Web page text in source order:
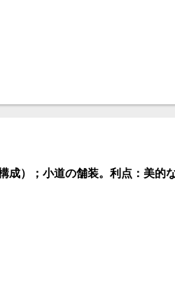
）；小道の舗装。利点：美的